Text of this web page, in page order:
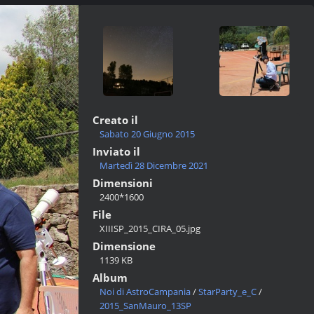
Creato il
Sabato 20 Giugno 2015
Inviato il
Martedì 28 Dicembre 2021
Dimensioni
2400*1600
File
XIIISP_2015_CIRA_05.jpg
Dimensione
1139 KB
Album
Noi di AstroCampania/StarParty_e_C/
2015_SanMauro_13SP